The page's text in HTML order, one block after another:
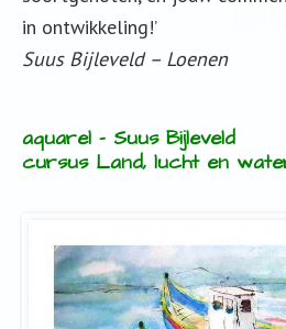
in ontwikkeling!’
Suus Bijleveld – Loenen
aquarel – Suus Bijleveld
cursus Land, lucht en